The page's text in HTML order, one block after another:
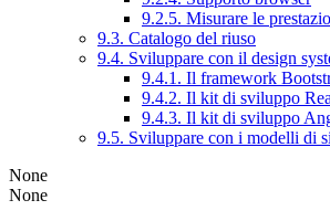
9.2.5. Misurare le
9.3. Catalogo del riuso
9.4. Sviluppare con il design
9.4.1. Il framework
9.4.2. Il kit di sviluppo
9.4.3. Il kit di sviluppo
9.5. Sviluppare con i modelli di
None
None